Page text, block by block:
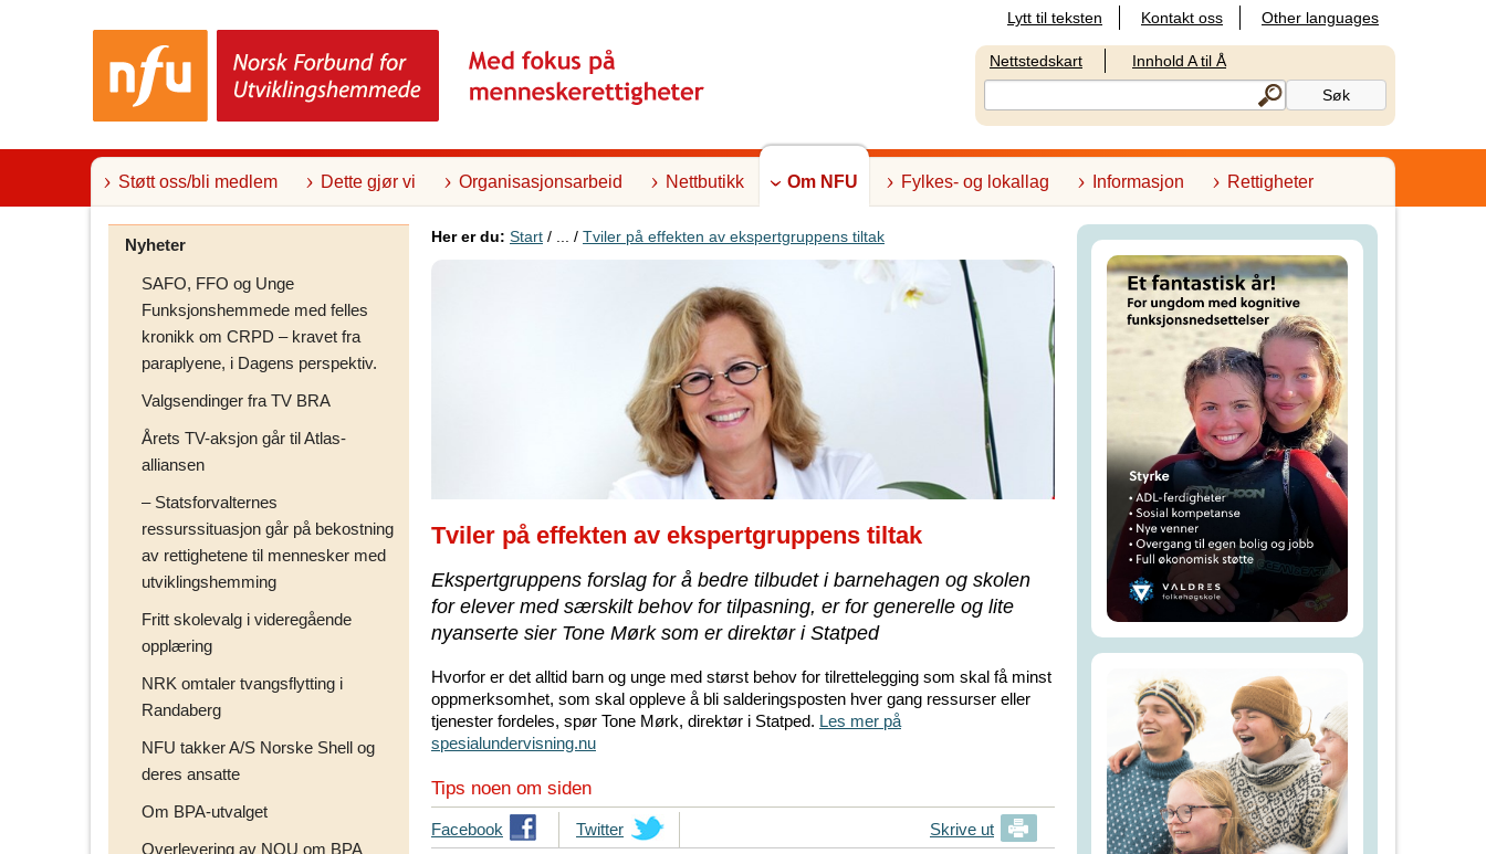
o
Lytt til teksten Kontakt oss Other languages
Nettstedskart Innhold A til Å
Støtt oss/bli medlem Dette gjør vi Organisasjonsarbeid Nettbutikk Om NFU Fylkes- og lokallag Informasjon Rettigheter
Nyheter
SAFO, FFO og Unge
Funksjonshemmede med felles
kronikk om CRPD – kravet fra
paraplyene, i Dagens perspektiv.
Valgsendinger fra TV BRA
Årets TV-aksjon går til Atlas-
alliansen
– Statsforvalternes
ressurssituasjon går på bekostning
av rettighetene til mennesker med
utviklingshemming
Fritt skolevalg i videregående
opplæring
NRK omtaler tvangsflytting i
Randaberg
NFU takker A/S Norske Shell og
deres ansatte
Om BPA-utvalget
Overlevering av NOU om BPA
Her er du: Start / ... / Tviler på effekten av ekspertgruppens tiltak
Tviler på effekten av ekspertgruppens tiltak
Ekspertgruppens forslag for å bedre tilbudet i barnehagen og skolen
for elever med særskilt behov for tilpasning, er for generelle og lite
nyanserte sier Tone Mørk som er direktør i Statped
Hvorfor er det alltid barn og unge med størst behov for tilrettelegging som skal få minst
oppmerksomhet, som skal oppleve å bli salderingsposten hver gang ressurser eller
tjenester fordeles, spør Tone Mørk, direktør i Statped. Les mer på
spesialundervisning.nu
Tips noen om siden
T
Facebook
T
Twitter Skrive ut